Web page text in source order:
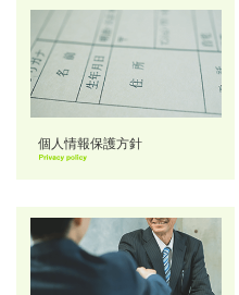
個人情報保護方針